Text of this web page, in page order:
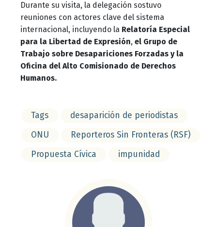
Durante su visita, la delegación sostuvo
reuniones con actores clave del sistema
internacional, incluyendo la Relatoría Especial
para la Libertad de Expresión, el Grupo de
Trabajo sobre Desapariciones Forzadas y la
Oficina del Alto Comisionado de Derechos
Humanos.
Tags
desaparición de periodistas
ONU
Reporteros Sin Fronteras (RSF)
Propuesta Cívica
impunidad